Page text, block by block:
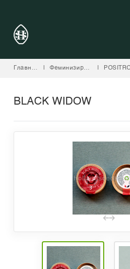
Главная | Феминизированные |
BLACK WIDOW